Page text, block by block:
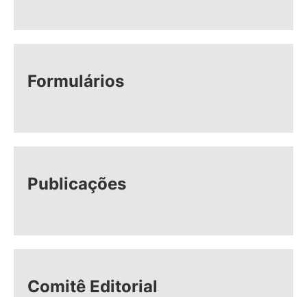
Formulários
Publicações
Comitê Editorial